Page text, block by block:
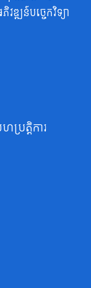
ឌ្ឍន៍បច្ចេកវិទ្យា
រត្តិការ